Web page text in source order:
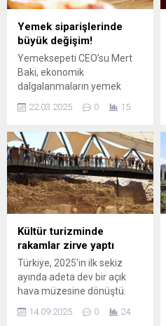
Yemek siparişlerinde
büyük değişim!
Yemeksepeti CEO’su Mert
Baki, ekonomik
dalgalanmaların yemek
değerlendirdi. Baki, yüksek
kullanıcıların indirim ve
kampanyalara daha fazla
yöneldiğini belirterek,
sektördeki büyüme
trendlerine dikkat çekti.
22.03.2025 0 15
Kültür turizminde
rakamlar zirve yaptı
Türkiye, 2025'in ilk sekiz
ayında adeta dev bir açık
hava müzesine dönüştü.
Antik kentlerin mermer
yollarından, yeraltı
14.09.2025 0 24